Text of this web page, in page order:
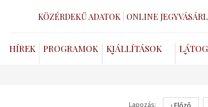
KÖZÉRDEKŰ ADATOK ONLINE
HÍREK PROGRAMOK KIÁLLÍTÁSOK
Lapozás: ‹ Előző